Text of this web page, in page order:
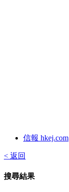
信報 hkej.com
< 返回
搜尋結果